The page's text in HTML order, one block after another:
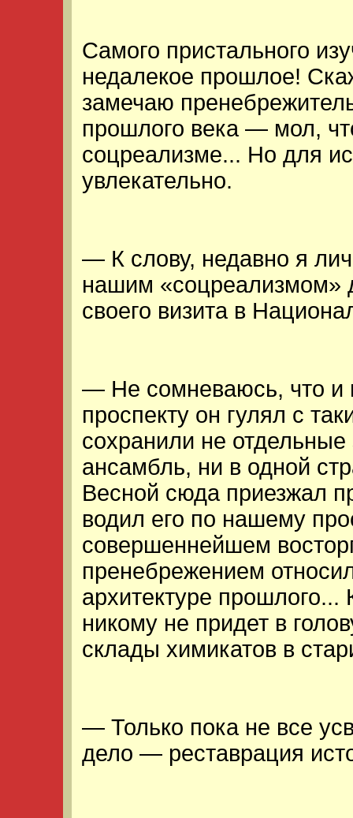
Самого пристального
недалекое прошлое!
замечаю
прошлого века — мол,
соцреализме... Но для
увлекательно.
— К слову, недавно я
нашим «соцреализмом»
своего визита в
— Не сомневаюсь, что и
проспекту он гулял с
сохранили не
ансамбль, ни в одной
Весной сюда приезжал
водил его по нашему
совершеннейшем
пренебрежением
архитектуре
никому не придет в
склады химикатов в
— Только пока не все
дело — реставрация